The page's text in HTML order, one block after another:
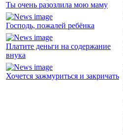
Ты очень разозлила мою маму
Господь, пожалей ребёнка
Платите деньги на содержание
внука
Хочется зажмуриться и закричать